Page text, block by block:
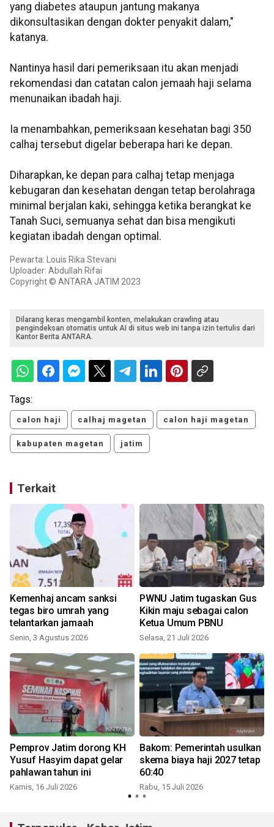
yang diabetes ataupun jantung makanya
dikonsultasikan dengan dokter penyakit dalam,"
katanya.
Nantinya hasil dari pemeriksaan itu akan menjadi
rekomendasi dan catatan calon jemaah haji selama
menunaikan ibadah haji.
Ia menambahkan, pemeriksaan kesehatan bagi 350
calhaj tersebut digelar beberapa hari ke depan.
Diharapkan, ke depan para calhaj tetap menjaga
kebugaran dan kesehatan dengan tetap berolahraga
minimal berjalan kaki, sehingga ketika berangkat ke
Tanah Suci, semuanya sehat dan bisa mengikuti
kegiatan ibadah dengan optimal.
Pewarta: Louis Rika Stevani
Uploader: Abdullah Rifai
Copyright © ANTARA JATIM 2023
Dilarang keras mengambil konten, melakukan crawling atau
pengindeksan otomatis untuk AI di situs web ini tanpa izin tertulis dari
Kantor Berita ANTARA.
Tags:
calon haji calhaj magetan calon haji magetan
kabupaten magetan jatim
Terkait
Kemenhaj ancam sanksi
tegas biro umrah yang
telantarkan jamaah
Senin, 3 Agustus 2026
PWNU Jatim tugaskan Gus
Kikin maju sebagai calon
Ketua Umum PBNU
Selasa, 21 Juli 2026
Pemprov Jatim dorong KH
Yusuf Hasyim dapat gelar
pahlawan tahun ini
Kamis, 16 Juli 2026
Bakom: Pemerintah usulkan
skema biaya haji 2027 tetap
60:40
Rabu, 15 Juli 2026